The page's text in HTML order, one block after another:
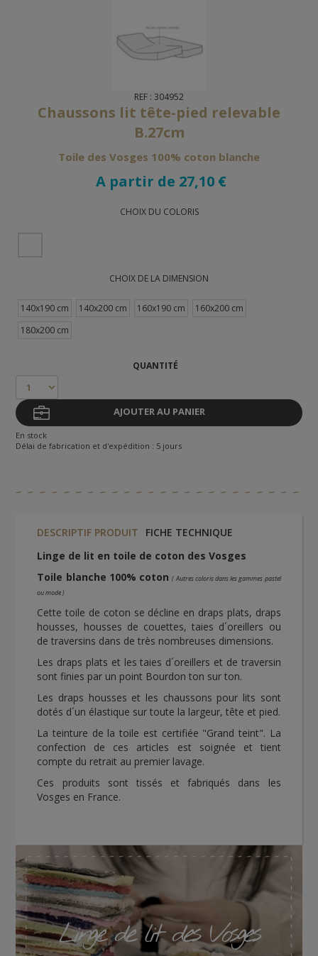
REF : 304952
Chaussons lit tête-pied relevable
B.27cm
Toile des Vosges 100% coton blanche
A partir de 27,10 €
CHOIX DU COLORIS
CHOIX DE LA DIMENSION
140x190 cm 140x200 cm 160x190 cm
160x200 cm
180x200 cm
QUANTITÉ
AJOUTER AU PANIER
En stock
Délai de fabrication et d'expédition : 5 jours
DESCRIPTIF PRODUIT
FICHE TECHNIQUE
Linge de lit en toile de coton des Vosges
Toile blanche 100% coton( Autres coloris dans les gammes pastel
ou mode )
Cette toile de coton se décline en draps plats, draps
housses, housses de couettes, taies d´oreillers ou
de traversins dans de très nombreuses dimensions.
Les draps plats et les taies d´oreillers et de traversin
sont finies par un point Bourdon ton sur ton.
Les draps housses et les chaussons pour lits sont
dotés d´un élastique sur toute la largeur, tête et pied.
La teinture de la toile est certifiée "Grand teint". La
confection de ces articles est soignée et tient
compte du retrait au premier lavage.
Ces produits sont tissés et fabriqués dans les
Vosges en France.
Linge de lit des Vosges